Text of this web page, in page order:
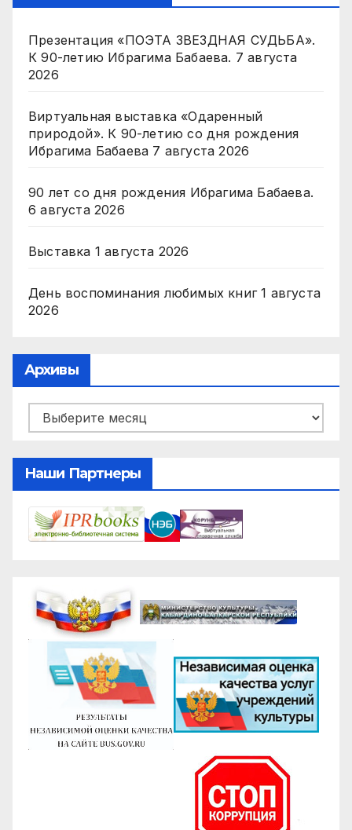
Презентация «ПОЭТА ЗВЕЗДНАЯ СУДЬБА».
К 90-летию Ибрагима Бабаева. 7 августа
2026
Виртуальная выставка «Одаренный
природой». К 90-летию со дня рождения
Ибрагима Бабаева 7 августа 2026
90 лет со дня рождения Ибрагима Бабаева.
6 августа 2026
Выставка 1 августа 2026
День воспоминания любимых книг 1 августа
2026
Архивы
Архивы
Наши Партнеры